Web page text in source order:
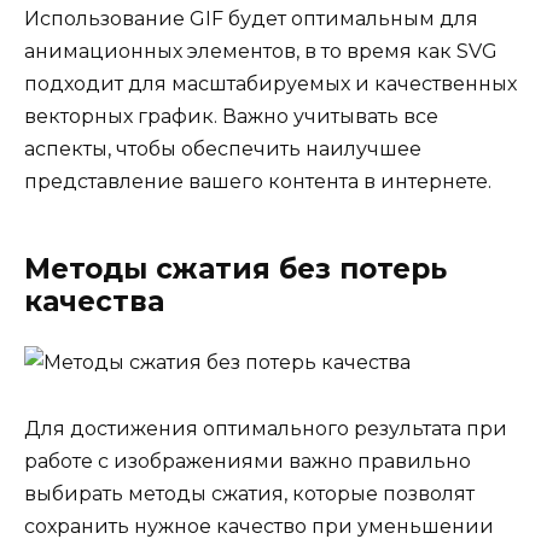
Использование GIF будет оптимальным для
анимационных элементов, в то время как SVG
подходит для масштабируемых и качественных
векторных график. Важно учитывать все
аспекты, чтобы обеспечить наилучшее
представление вашего контента в интернете.
Методы сжатия без потерь
качества
Для достижения оптимального результата при
работе с изображениями важно правильно
выбирать методы сжатия, которые позволят
сохранить нужное качество при уменьшении